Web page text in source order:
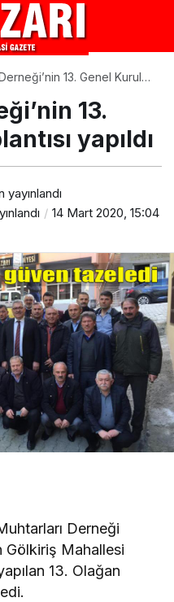
13. Genel Kurul
13.
yapıldı
yayınlandı
14 Mart 2020, 15:04
Derneği
Gölkiriş Mahallesi
13. Olağan